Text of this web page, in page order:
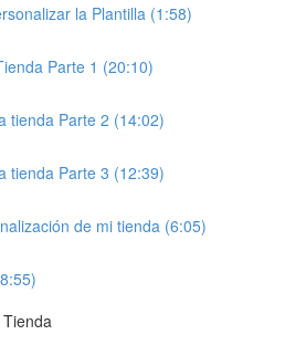
la Plantilla (1:58)
Parte 1 (20:10)
tienda Parte 2 (14:02)
tienda Parte 3 (12:39)
de mi tienda (6:05)